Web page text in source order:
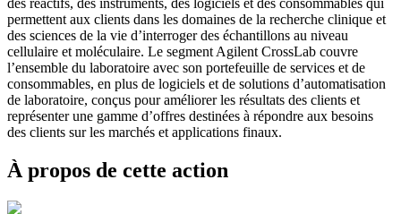
des réactifs, des instruments, des logiciels et des consommables qui
permettent aux clients dans les domaines de la recherche clinique et
des sciences de la vie d’interroger des échantillons au niveau
cellulaire et moléculaire. Le segment Agilent CrossLab couvre
l’ensemble du laboratoire avec son portefeuille de services et de
consommables, en plus de logiciels et de solutions d’automatisation
de laboratoire, conçus pour améliorer les résultats des clients et
représenter une gamme d’offres destinées à répondre aux besoins
des clients sur les marchés et applications finaux.
À propos de cette action